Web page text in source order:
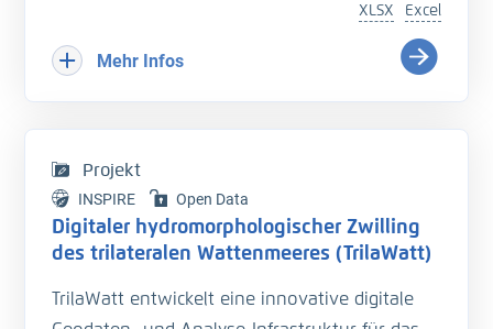
Hinterlandes so wie die Schiffbarkeit des
Bundeswasserstraße.
der Entwässerung des Hinterlandes führt. Das
Kooperationsprojekt „Zukunft Eider“ wurde
geschaffen um Vorarbeiten zu leisten, welche
Anpassungen und Erweiterungen der
Excel
XLSX
Mehr Infos
Projekt
INSPIRE Open Data
Digitaler hydromorphologischer Zwilling
des trilateralen Wattenmeeres (TrilaWatt)
TrilaWatt entwickelt eine innovative digitale